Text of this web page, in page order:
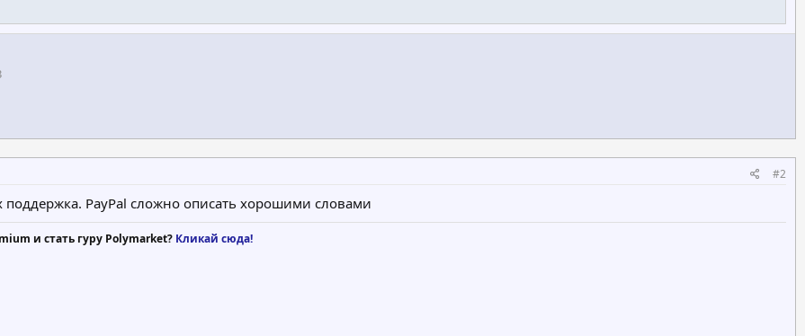
#2
PayPal сложно описать хорошими словами
и стать гуру Polymarket? Кликай сюда!